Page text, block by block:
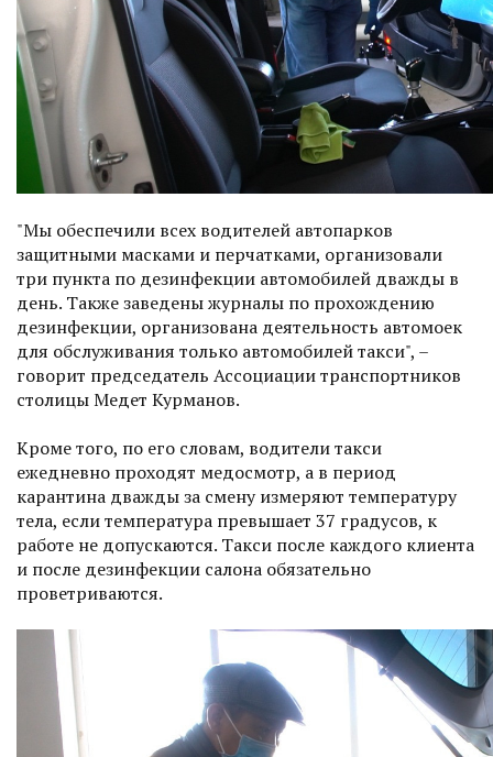
"Мы обеспечили всех водителей автопарков
защитными масками и перчатками, организовали
три пункта по дезинфекции автомобилей дважды в
день. Также заведены журналы по прохождению
дезинфекции, организована деятельность автомоек
для обслуживания только автомобилей такси", –
говорит председатель Ассоциации транспортников
столицы Медет Курманов.
Кроме того, по его словам, водители такси
ежедневно проходят медосмотр, а в период
карантина дважды за смену измеряют температуру
тела, если температура превышает 37 градусов, к
работе не допускаются. Такси после каждого клиента
и после дезинфекции салона обязательно
проветриваются.